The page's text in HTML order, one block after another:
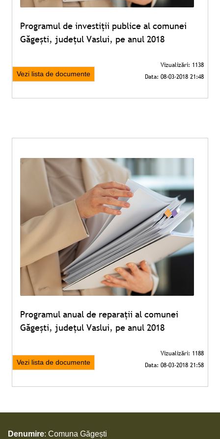
Programul de investiții publice al comunei
Găgești, județul Vaslui, pe anul 2018
Vezi lista de documente
Programul anual de reparații al comunei
Găgești, județul Vaslui, pe anul 2018
Vezi lista de documente
Denumire: Comuna Găgești